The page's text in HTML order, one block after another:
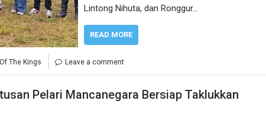
Lintong Nihuta, dan Ronggur…
READ MORE
The Kings Leave a comment
Pelari Mancanegara Bersiap Taklukkan